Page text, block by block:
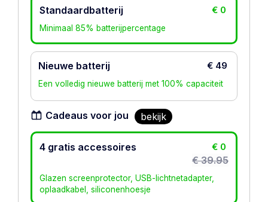
Standaardbatterij € 0
Minimaal 85% batterijpercentage
Nieuwe batterij € 49
Een volledig nieuwe batterij met 100% capaciteit
Cadeaus voor jou bekijk
4 gratis accessoires € 0
€ 39.95
Glazen screenprotector, USB-lichtnetadapter,
oplaadkabel, siliconenhoesje